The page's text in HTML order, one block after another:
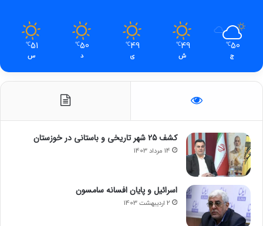
50
℃
ج
49
℃
ش
49
℃
ی
50
℃
د
51
℃
س
کشف 25 شهر تاریخی و باستانی در خوزستان
14 مرداد 1403
اسرائیل و پایان افسانه سامسون
2 اردیبهشت 1403